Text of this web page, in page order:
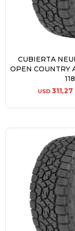
CUBIERTA
OPEN COUNTRY
USD 311,27